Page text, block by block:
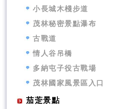
小長城木棧步道
茂林秘密景點瀑布
古戰道
情人谷吊橋
多納屯子役古戰場
茂林國家風景區入口
茄萣景點